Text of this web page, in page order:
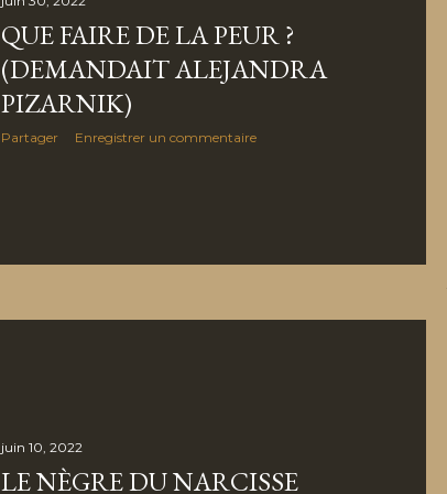
QUE FAIRE DE LA PEUR ?
(DEMANDAIT ALEJANDRA
PIZARNIK)
Partager Enregistrer un commentaire
juin 10, 2022
LE NÈGRE DU NARCISSE